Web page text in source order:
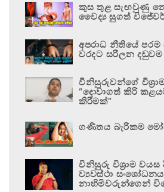
කුස තුළ සැඟවුණු
වෛද්‍ය සුගත්
අපරාධ නීතියේ
වරදට සරිලන දඬුවම
විනිසුරුවන්ගේ
“දොවාගත් කිරි
කිරීමක්”
ගණිතය බැරිකම
විනිසුරු විශ්‍රාම වයස
ව්‍යවස්ථා
නාහිමිවරුන්ගෙන්